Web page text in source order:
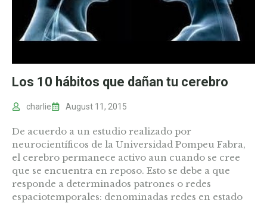
Los 10 hábitos que dañan tu cerebro
charlie August 11, 2015
De acuerdo a un estudio realizado por
neurocientíficos de la Universidad Pompeu Fabra,
el cerebro permanece activo aun cuando se cree
que se encuentra en reposo. Esto se debe a que
responde a determinados patrones o redes
espaciotemporales: denominadas redes en estado